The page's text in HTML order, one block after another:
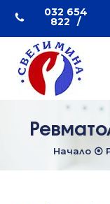
032 654
822
Начало ⦿